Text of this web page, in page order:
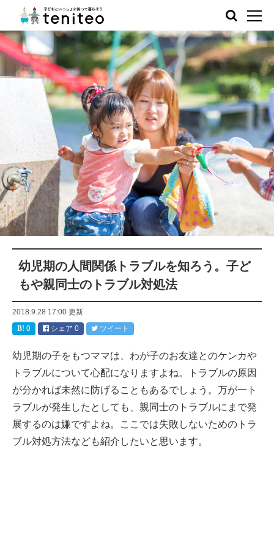
幼児期の人間関係トラブルを知ろう。子ど
もや親同士のトラブル対処法
2018.9.28 17:00 更新
0
シェア 0 ツイート
幼児期の子をもつママは、わが子のお友達とのケンカや
トラブルについて心配になりますよね。トラブルの原因
が分かれば未然に防げることもあるでしょう。万が一ト
ラブルが発生したとしても、親同士のトラブルにまで発
展するのは嫌ですよね。ここでは失敗しないためのトラ
ブル対処方法なども紹介したいと思います。